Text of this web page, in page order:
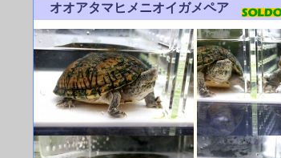
オオアタマヒメニオイガメペア